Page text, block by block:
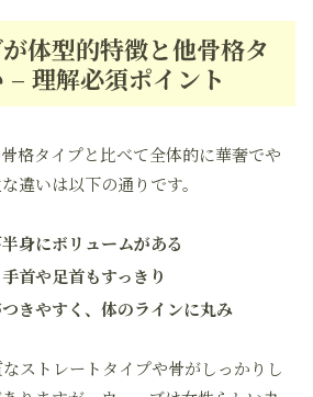
体型的特徴と他骨格タ
– 理解必須ポイント
格タイプと比べて全体的に華奢でや
違いは以下の通りです。
身にボリュームがある
首や足首もすっきり
きやすく、体のラインに丸み
ストレートタイプや骨がしっかりし